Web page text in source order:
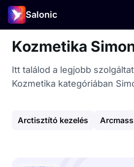
Salonic
Kozmetika
Itt találod a legjobb
Kozmetika kategóriában
Arctisztító kezelés